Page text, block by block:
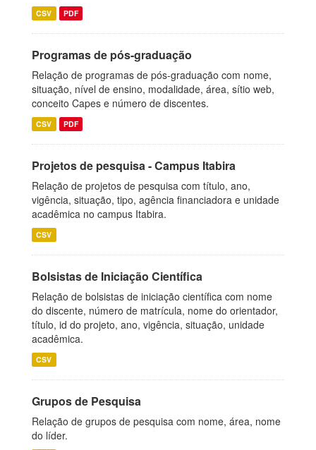
CSV PDF
Programas de pós-graduação
Relação de programas de pós-graduação com nome,
situação, nível de ensino, modalidade, área, sítio web,
conceito Capes e número de discentes.
CSV PDF
Projetos de pesquisa - Campus Itabira
Relação de projetos de pesquisa com título, ano,
vigência, situação, tipo, agência financiadora e unidade
acadêmica no campus Itabira.
CSV
Bolsistas de Iniciação Científica
Relação de bolsistas de iniciação científica com nome
do discente, número de matrícula, nome do orientador,
título, id do projeto, ano, vigência, situação, unidade
acadêmica.
CSV
Grupos de Pesquisa
Relação de grupos de pesquisa com nome, área, nome
do líder.